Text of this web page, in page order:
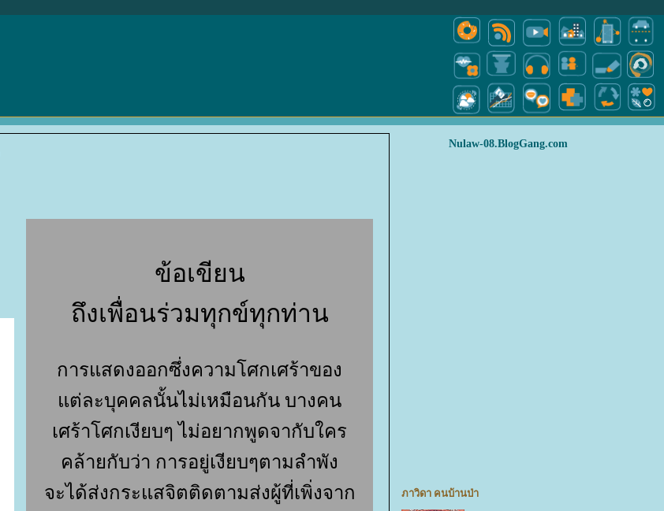
ข้อเขียน
ถึงเพื่อนร่วมทุกข์ทุกท่าน
การแสดงออกซึ่งความโศกเศร้าของ
ต่ละบุคคลนั้นไม่เหมือนกัน บางคน
เศร้าโศกเงียบๆ ไม่อยากพูดจากับใคร
คล้ายกับว่า การอยู่เงียบๆตามลำพัง
จะได้ส่งกระแสจิตติดตามส่งผู้ที่เพิ่งจาก
Nulaw-08.BlogGang.com
ภาวิดา คนบ้านป่า